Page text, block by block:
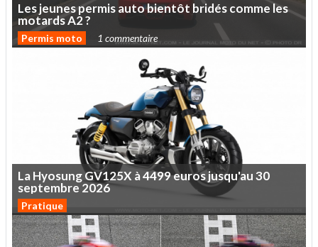
Lesjeunespermisautobientôt bridéscommeles
motardsA2?
Permis moto 1 commentaire
LaHyosungGV125X à4499eurosjusqu'au30
septembre 2026
Pratique